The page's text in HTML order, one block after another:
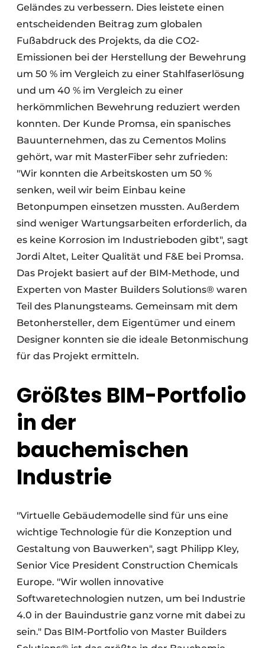
Geländes zu verbessern. Dies leistete einen
entscheidenden Beitrag zum globalen
Fußabdruck des Projekts, da die CO2-
Emissionen bei der Herstellung der Bewehrung
um 50 % im Vergleich zu einer Stahlfaserlösung
und um 40 % im Vergleich zu einer
herkömmlichen Bewehrung reduziert werden
konnten. Der Kunde Promsa, ein spanisches
Bauunternehmen, das zu Cementos Molins
gehört, war mit MasterFiber sehr zufrieden:
"Wir konnten die Arbeitskosten um 50 %
senken, weil wir beim Einbau keine
Betonpumpen einsetzen mussten. Außerdem
sind weniger Wartungsarbeiten erforderlich, da
es keine Korrosion im Industrieboden gibt", sagt
Jordi Altet, Leiter Qualität und F&E bei Promsa.
Das Projekt basiert auf der BIM-Methode, und
Experten von Master Builders Solutions® waren
Teil des Planungsteams. Gemeinsam mit dem
Betonhersteller, dem Eigentümer und einem
Designer konnten sie die ideale Betonmischung
für das Projekt ermitteln.
Größtes BIM-Portfolio
in der
bauchemischen
Industrie
"Virtuelle Gebäudemodelle sind für uns eine
wichtige Technologie für die Konzeption und
Gestaltung von Bauwerken", sagt Philipp Kley,
Senior Vice President Construction Chemicals
Europe. "Wir wollen innovative
Softwaretechnologien nutzen, um bei Industrie
4.0 in der Bauindustrie ganz vorne mit dabei zu
sein." Das BIM-Portfolio von Master Builders